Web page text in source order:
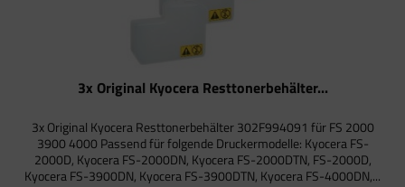
3x Original Kyocera Resttonerbehälter...
3x Original Kyocera Resttonerbehälter 302F994091 für FS 2000
3900 4000 Passend für folgende Druckermodelle: Kyocera FS-
2000D, Kyocera FS-2000DN, Kyocera FS-2000DTN, FS-2000D,
Kyocera FS-3900DN, Kyocera FS-3900DTN, Kyocera FS-4000DN,...